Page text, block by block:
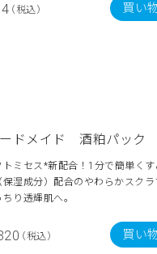
（税込） 買い
ドメイド 酒粕パック
トミセス*新配合！1分で簡単く
保湿成分）配合のやわらかスク
り透輝肌へ。
（税込） 買い